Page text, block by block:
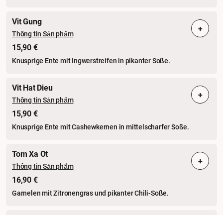
Vit Gung
Thông tin Sản phẩm
15,90 €
Knusprige Ente mit Ingwerstreifen in pikanter Soße.
+
Vit Hat Dieu
Thông tin Sản phẩm
15,90 €
Knusprige Ente mit Cashewkernen in mittelscharfer Soße.
+
Tom Xa Ot
Thông tin Sản phẩm
16,90 €
Garnelen mit Zitronengras und pikanter Chili-Soße.
+